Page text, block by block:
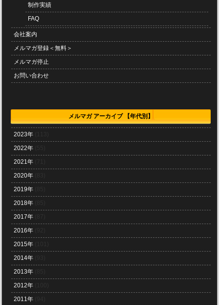
制作実績
FAQ
会社案内
メルマガ登録＜無料＞
メルマガ停止
お問い合わせ
メルマガ アーカイブ 【年代別】
2023年
2022年
2021年
2020年
2019年
2018年
2017年
2016年
2015年
2014年
2013年
2012年
2011年